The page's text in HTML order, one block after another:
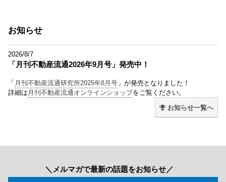
お知らせ
2026/8/7
「月刊不動産流通2026年9月号」発売中！
「 月刊不動産流通研究所2025年8月号 」が発売となりました！
詳細は 月刊不動産流通オンラインショップをご覧ください。
お知らせ一覧へ
＼メルマガで最新の話題をお知らせ／